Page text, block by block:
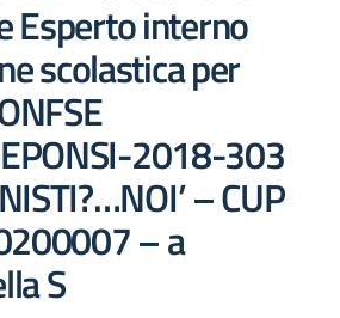
Esperto interno
scolastica per
2018-303
– CUP
– a
S